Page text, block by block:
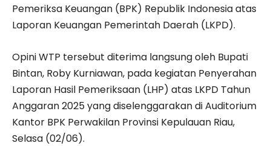
Pemeriksa Keuangan (BPK) Republik Indonesia atas
Laporan Keuangan Pemerintah Daerah (LKPD).
Opini WTP tersebut diterima langsung oleh Bupati
Bintan, Roby Kurniawan, pada kegiatan Penyerahan
Laporan Hasil Pemeriksaan (LHP) atas LKPD Tahun
Anggaran 2025 yang diselenggarakan di Auditorium
Kantor BPK Perwakilan Provinsi Kepulauan Riau,
Selasa (02/06).